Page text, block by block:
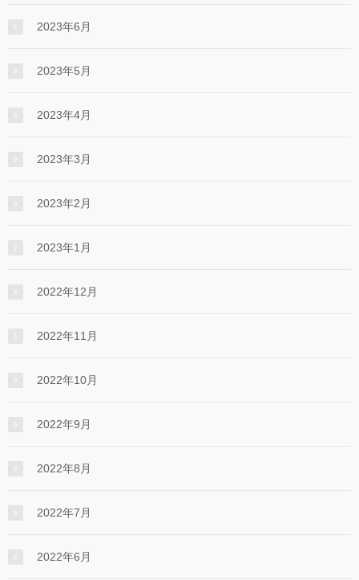
2023年6月
2023年5月
2023年4月
2023年3月
2023年2月
2023年1月
2022年12月
2022年11月
2022年10月
2022年9月
2022年8月
2022年7月
2022年6月